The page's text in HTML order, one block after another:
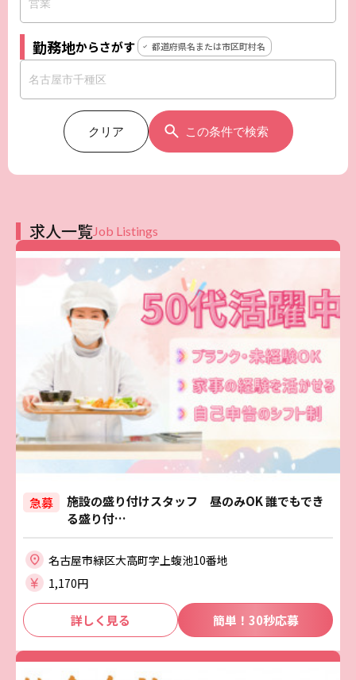
勤務地からさがす 都道府県名または市区町村名
クリア この条件で検索
求人一覧Job Listings
急募
施設の盛り付けスタッフ 昼のみOK 誰でもでき
る盛り付…
名古屋市緑区大高町字上蝮池10番地
1,170円
詳しく見る 簡単！30秒応募